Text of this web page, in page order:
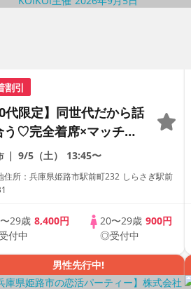
割引
代限定】同世代だから話
う♡完全着席×マッチン
ム付きマッチングコン
9/5（土） 13:45〜
住所：兵庫県姫路市駅前町232 しらさぎ駅前
29歳8,400円
付中
20〜29歳900円
◎受付中
男性先行中!